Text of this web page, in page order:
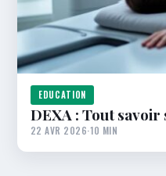
EDUCATION
DEXA : Tout
22 AVR 2026·10 MIN